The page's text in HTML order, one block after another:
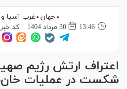
جهان
غرب آسیا و
13:46
30 مرداد 1404 کد
اعتراف ارتش رژیم
شکست در عملیات